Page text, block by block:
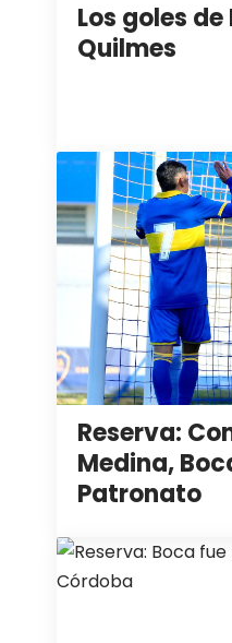
Los goles
Quilmes
Reserva:
Medina,
Patronato